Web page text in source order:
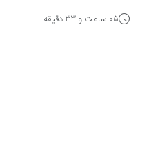
05 ساعت و 33 دقیقه